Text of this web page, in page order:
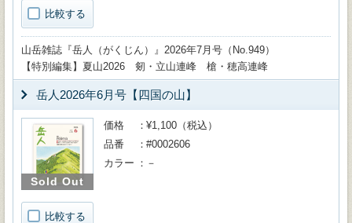
比較する
山岳雑誌『岳人（がくじん）』2026年7月号（No.949）
【特別編集】夏山2026 剱・立山連峰 槍・穂高連峰
岳人2026年6月号【四国の山】
Sold Out
比較する
価格
¥1,100（税込）
品番
#0002606
カラー
－